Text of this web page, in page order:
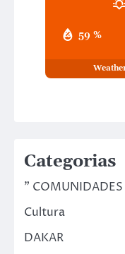
59 %
Categorias
"
Cultura
DAKAR